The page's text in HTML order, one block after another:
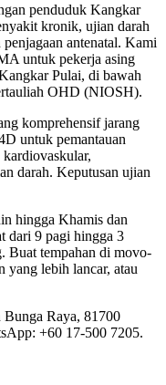
penduduk Kangkar
kronik, ujian darah
antenatal. Kami
untuk pekerja asing
Pulai, di bawah
OHD (NIOSH).
komprehensif jarang
untuk pemantauan
darah. Keputusan ujian
hingga Khamis dan
dari 9 pagi hingga 3
Buat tempahan di movo-
yang lebih lancar, atau
Raya, 81700
+60 17-500 7205.